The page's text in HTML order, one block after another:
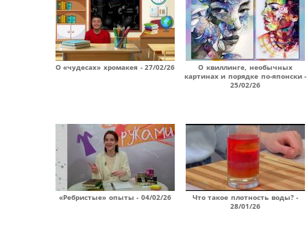
О «чудесах» хромакея - 27/02/26
О квиллинге, необычных
картинах и порядке по-японски -
25/02/26
«Ребристые» опыты - 04/02/26
Что такое плотность воды? -
28/01/26